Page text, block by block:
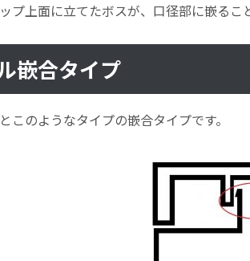
プ上面に立てたボスが、口径部に嵌るこ
嵌合タイプ
このようなタイプの嵌合タイプです。